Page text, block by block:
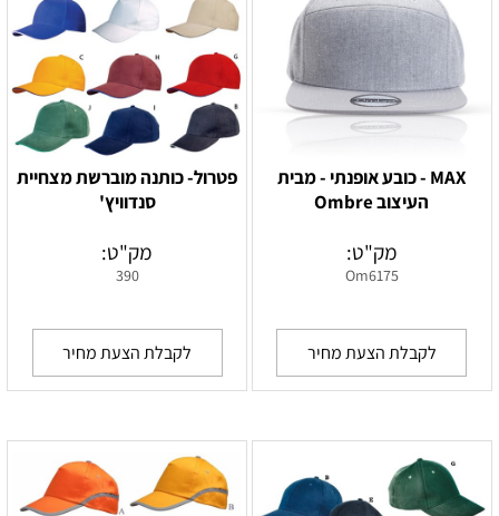
MAX - כובע אופנתי - מבית
העיצוב Ombre
מק"ט:
Om6175
לקבלת הצעת מחיר
פטרול- כותנה מוברשת מצחיית
סנדוויץ'
מק"ט:
390
לקבלת הצעת מחיר